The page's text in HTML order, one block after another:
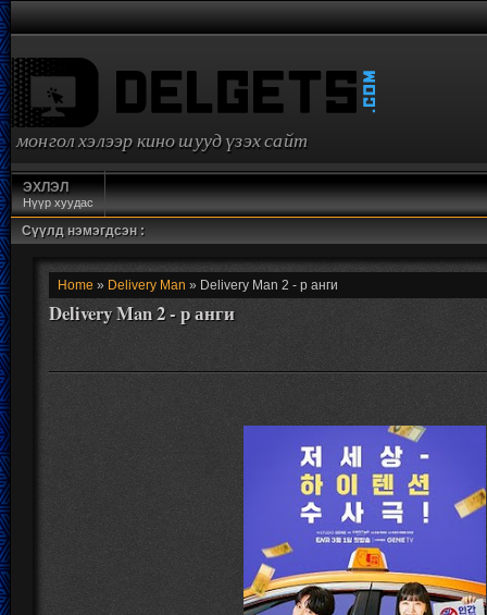
монгол хэлээр кино шууд үзэх сайт
ЭХЛЭЛ
Нүүр хуудас
Сүүлд нэмэгдсэн :
Home » Delivery Man » Delivery Man 2 - р анги
Delivery Man 2 - р анги